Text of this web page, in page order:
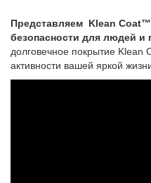
Представляем Klean
безопасности для людей и
долговечное покрытие Klean
активности вашей яркой